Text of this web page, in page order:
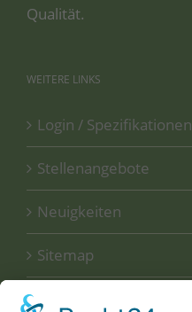
Qualität.
WEITERE LINKS
Login / Spezifikationen
Stellenangebote
Neuigkeiten
Sitemap
Disclaimer